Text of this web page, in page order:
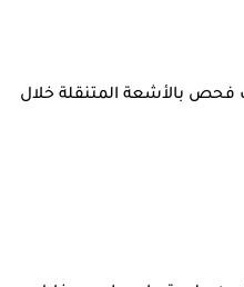
الصحة: أكثر من 14 ألف فحص بالأشعة المتنقلة خلال